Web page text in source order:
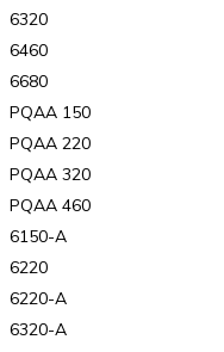
6320
6460
6680
PQAA 150
PQAA 220
PQAA 320
PQAA 460
6150-A
6220
6220-A
6320-A